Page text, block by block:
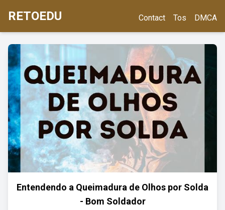
RETOEDU Contact Tos DMCA
Entendendo a Queimadura de Olhos por Solda
- Bom Soldador